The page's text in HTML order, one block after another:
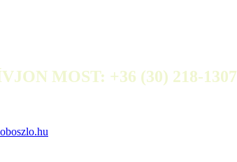
MOST: +36 (30) 218-1307